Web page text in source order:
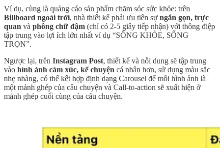
Ví dụ, cùng là quảng cáo sản phẩm chăm sóc sức khỏe: trên
Billboard ngoài trời, nhà thiết kế phải ưu tiên sự ngắn gọn, trực
quan và phông chữ đậm (chỉ có 2-5 giây tiếp nhận) với thông điệp
tập trung vào lợi ích lớn nhất ví dụ “SỐNG KHỎE, SỐNG
TRỌN”.
Ngược lại, trên Instagram Post, thiết kế và nỗi dung sẽ tập trung
vào hình ảnh cảm xúc, kể chuyện cá nhân hơn, sử dụng màu sắc
nhẹ nhàng, có thể kết hợp định dạng Carousel để mỗi hình ảnh là
một mảnh ghép của câu chuyện và Call-to-action sẽ xuất hiện ở
mảnh ghép cuối cùng của câu chuyện.